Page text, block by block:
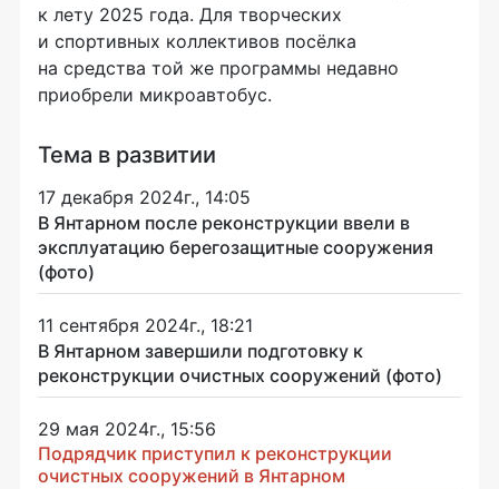
к лету 2025 года. Для творческих
и спортивных коллективов посёлка
на средства той же программы недавно
приобрели микроавтобус.
Тема в развитии
17 декабря 2024г., 14:05
В Янтарном после реконструкции ввели в
эксплуатацию берегозащитные сооружения
(фото)
11 сентября 2024г., 18:21
В Янтарном завершили подготовку к
реконструкции очистных сооружений (фото)
29 мая 2024г., 15:56
Подрядчик приступил к реконструкции
очистных сооружений в Янтарном